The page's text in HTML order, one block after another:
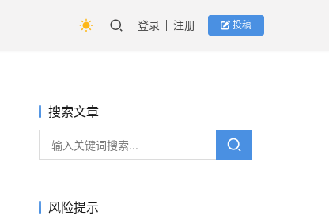
登录 注册 投稿
搜索文章
风险提示